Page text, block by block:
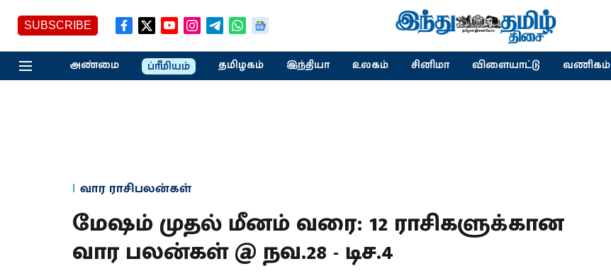
SUBSCRIBE
அண்மை ப்ரீமியம் தமிழகம் இந்தியா உலகம் சினிமா விளையாட்டு வணிகம்
வார ராசிபலன்கள்
மேஷம் முதல் மீனம் வரை: 12 ராசிகளுக்கான
வார பலன்கள் @ நவ.28 - டிச.4